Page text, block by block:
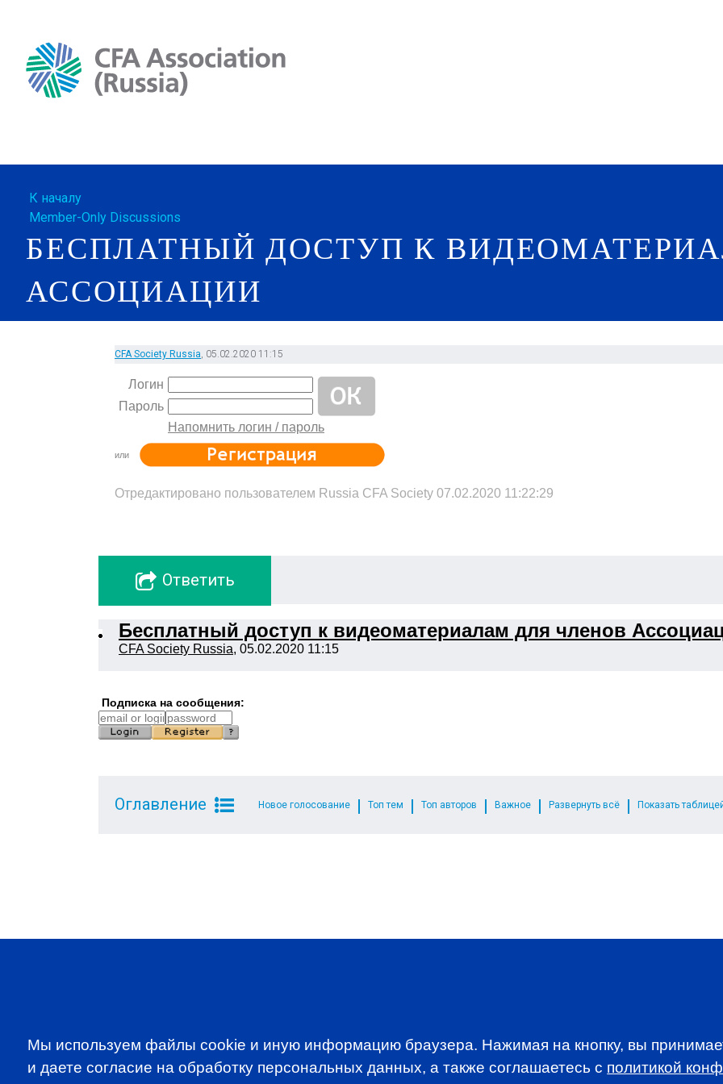
К началу
Member-Only Discussions
БЕСПЛАТНЫЙ ДОСТУП К
АССОЦИАЦИИ
CFA Society Russia, 05.02.2020 11:15
Логин
Пароль
Напомнить логин / пароль
или
Отредактировано пользователем Russia CFA Society 07.02.2020 11:22:29
Oтветить
Бесплатный доступ к видеоматериалам для членов
CFA Society Russia, 05.02.2020 11:15
Подписка на сообщения:
Оглавление Новое голосование Топ тем Топ авторов Важное Развернуть всё Показать
CFA Association Russia. Ассоциация CFA (Россия) не занимается вопросами приема документов и сдачи
экзаменов - это исключительная сфера Института CFA. По всем вопросам, связанным со сдачей экзаменов CFA
Мы используем файлы cookie и иную информацию браузера. Нажимая на кнопку, вы
и даете согласие на обработку персональных данных, а также соглашаетесь c политикой